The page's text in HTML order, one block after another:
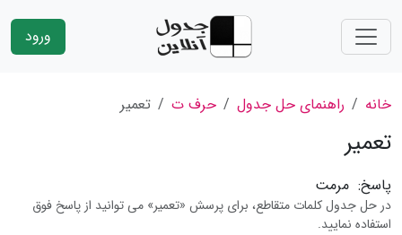
ورود
خانه راهنمای حل جدول حرف ت تعمیر
تعمیر
پاسخ: مرمت
در حل جدول کلمات متقاطع، برای پرسش «تعمیر» می توانید از پاسخ فوق
استفاده نمایید.